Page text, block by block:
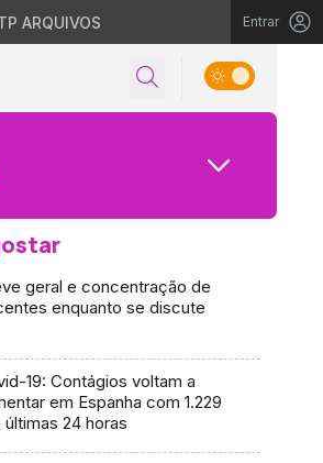
ARQUIVOS Entrar
geral e concentração de
enquanto se discute
19: Contágios voltam a
em Espanha com 1.229
últimas 24 horas